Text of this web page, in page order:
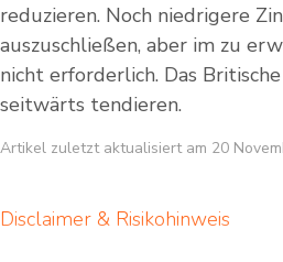
reduzieren. Noch niedrigere
auszuschließen, aber im zu
nicht erforderlich. Das
seitwärts tendieren.
Artikel zuletzt aktualisiert am 20
Disclaimer & Risikohinweis